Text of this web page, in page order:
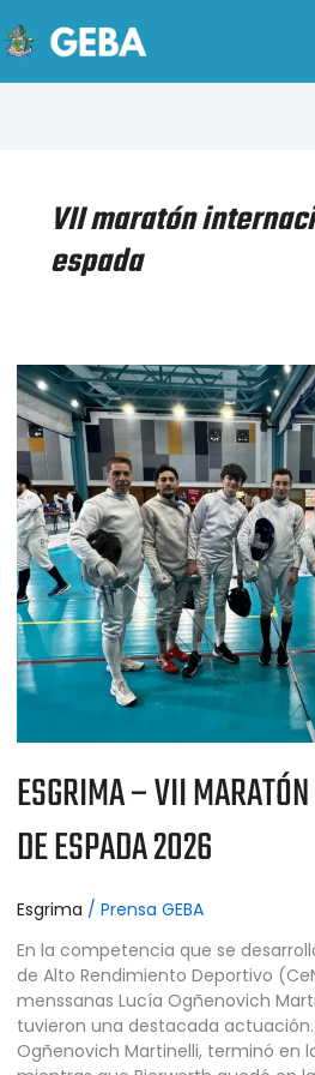
VII maratón
espada
ESGRIMA – VII
DE ESPADA 2026
Esgrima / Prensa GEBA
En la competencia que se
de Alto Rendimiento Deportivo
menssanas Lucía Ogñenovich
tuvieron una destacada actuación.
Ogñenovich Martinelli, terminó en
ESGRIMA
–
VII
MARATÓN
INTERNACIONAL
DE
ESPADA
2026